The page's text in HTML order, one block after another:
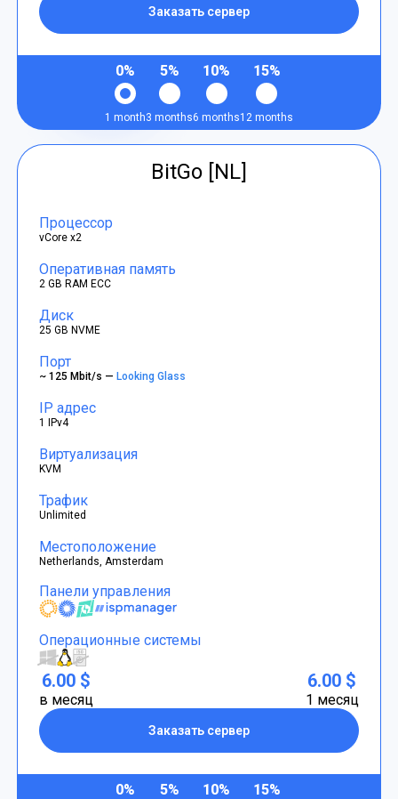
Заказать сервер
0%
1 month
5%
3 months
10%
6 months
15%
12 months
BitGo [NL]
Процессор
vCore x2
Оперативная память
2 GB RAM ECC
Диск
25 GB NVME
Порт
~ 125 Mbit/s —Looking Glass
IP адрес
1 IPv4
Виртуализация
KVM
Трафик
Unlimited
Местоположение
Netherlands, Amsterdam
Панели управления
Операционные системы
6.00 $
в месяц
Заказать сервер
6.00 $
1 месяц
0% 5% 10% 15%